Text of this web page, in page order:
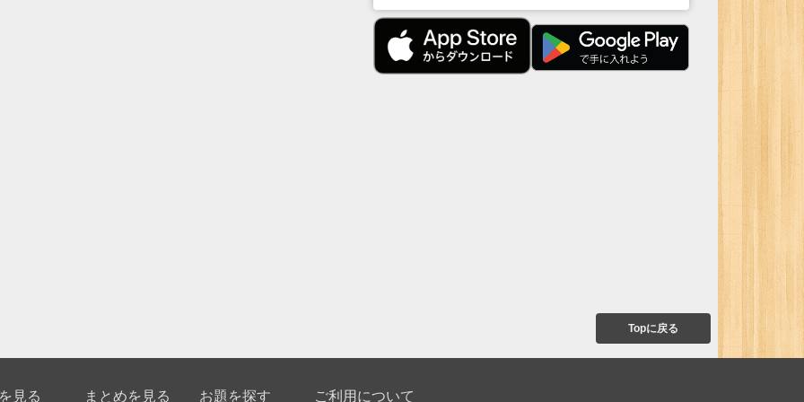
Topに戻る
見る まとめを見る お題を探す ご利用について